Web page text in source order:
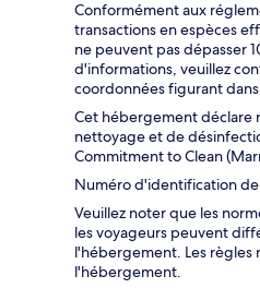
Conformément aux
transactions en espèces
ne peuvent pas dépasser
d'informations, veuillez
coordonnées figurant
Cet hébergement déclare
nettoyage et de
Commitment to Clean
Numéro d'identification de
Veuillez noter que les
les voyageurs peuvent
l'hébergement. Les règles
l'hébergement.